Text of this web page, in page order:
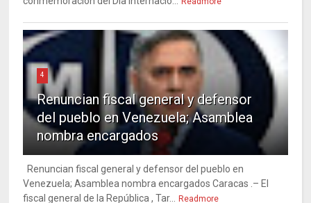
4
Renuncian fiscal general y defensor
del pueblo en Venezuela; Asamblea
nombra encargados
Renuncian fiscal general y defensor del pueblo en
Venezuela; Asamblea nombra encargados Caracas .– El
fiscal general de la República , Tar...
Readmore